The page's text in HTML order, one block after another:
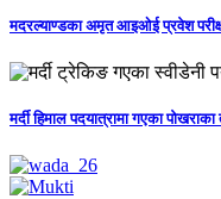
मदरल्याण्डका अमृत आइओई प्रवेश
मर्दी हिमाल पदयात्रामा गएका